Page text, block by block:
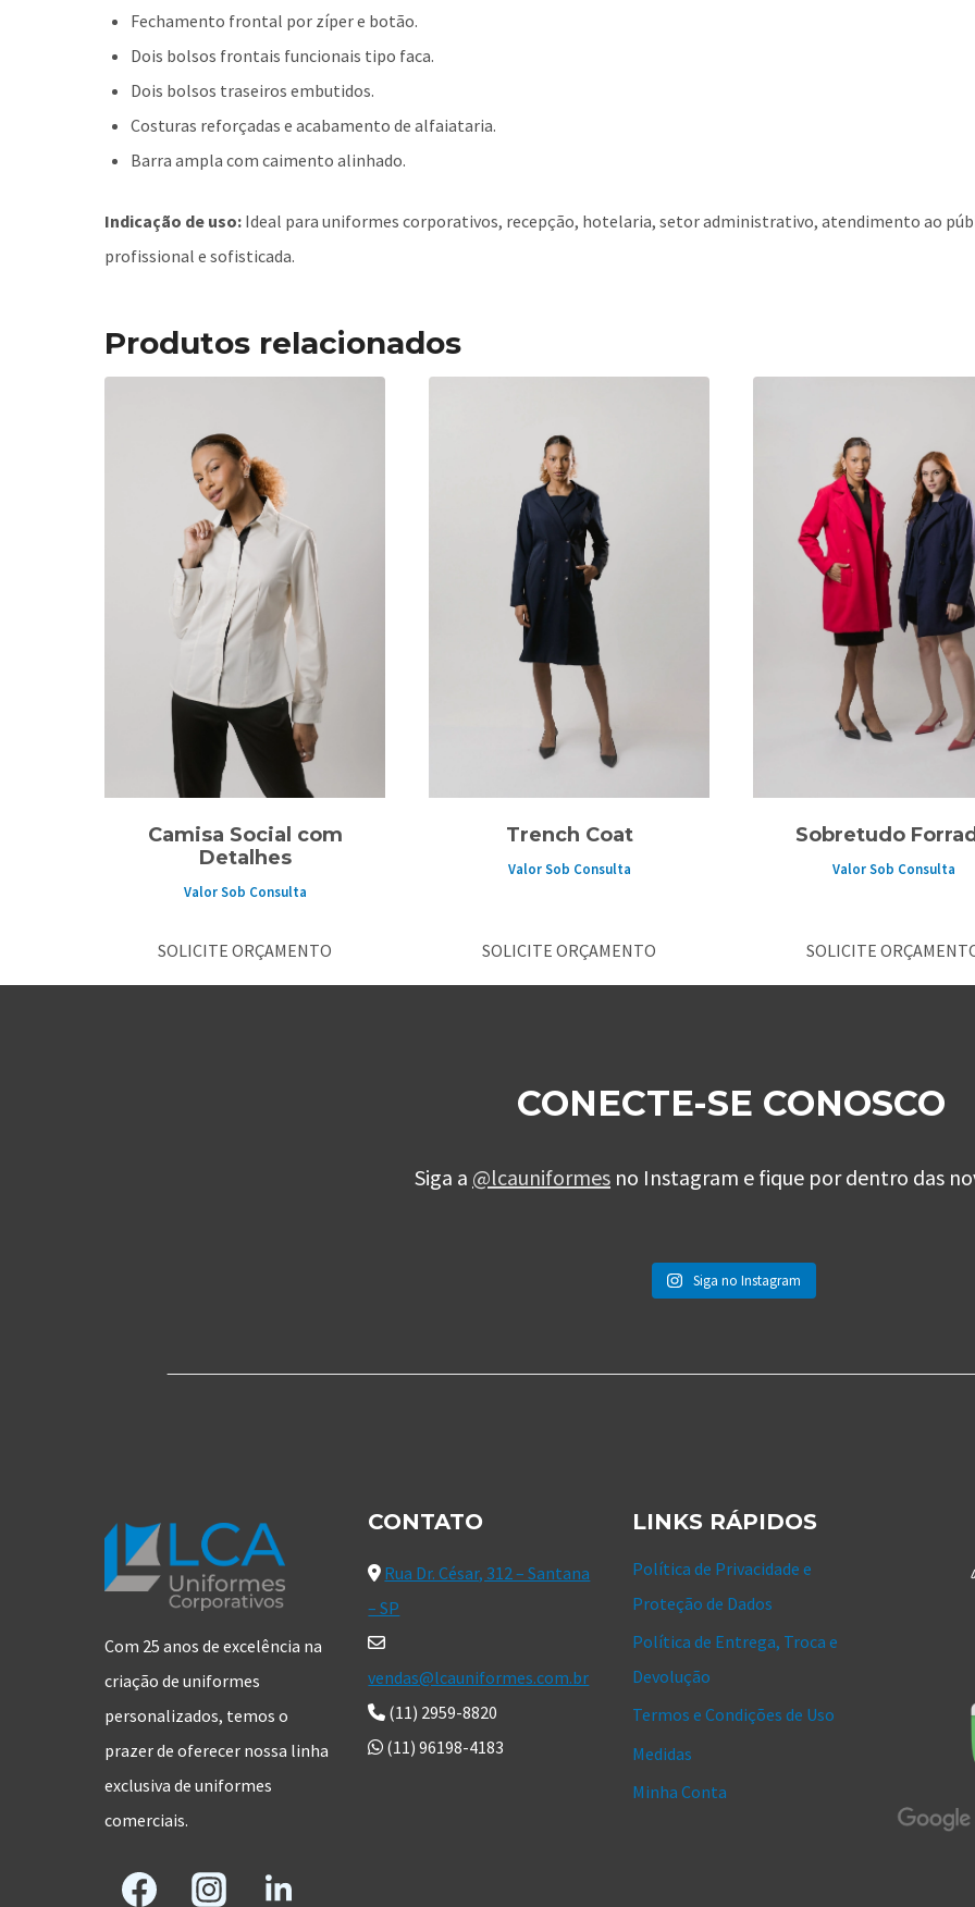
Fechamento frontal por zíper e botão.
Dois bolsos frontais funcionais tipo faca.
Dois bolsos traseiros embutidos.
Costuras reforçadas e acabamento de alfaiataria.
Barra ampla com caimento alinhado.
Indicação de uso: Ideal para uniformes corporativos, recepção, hotelaria, setor administrativo, atendimento ao
profissional e sofisticada.
Produtos relacionados
Camisa Social com
Detalhes
Valor Sob Consulta
SOLICITE ORÇAMENTO
Trench Coat
Valor Sob Consulta
SOLICITE ORÇAMENTO
Sobretudo
Valor Sob Consulta
SOLICITE
CONECTE-SE CONOSCO
Siga a @lcauniformes no Instagram e fique por dentro das
Siga no Instagram
Com 25 anos de excelência na
criação de uniformes
personalizados, temos o
prazer de oferecer nossa linha
exclusiva de uniformes
comerciais.
CONTATO
Rua Dr. César, 312 – Santana
– SP
vendas@lcauniformes.com.br
(11) 2959-8820
(11) 96198-4183
LINKS RÁPIDOS
Política de Privacidade e
Proteção de Dados
Política de Entrega, Troca e
Devolução
Termos e Condições de Uso
Medidas
Minha Conta